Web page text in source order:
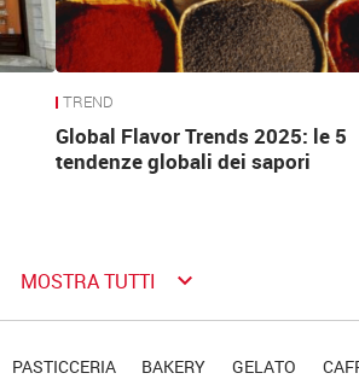
TREND
Global Flavor Trends 2025: le 5
tendenze globali dei sapori
MOSTRA TUTTI keyboard_arrow_down
PASTICCERIA BAKERY GELATO